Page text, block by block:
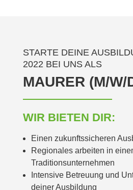
STARTE DEINE
2022 BEI UNS ALS
MAURER (M/W/
WIR BIETEN DIR:
Einen zukunftssicheren
Regionales arbeiten in
Traditionsunternehmen
Intensive Betreuung und
deiner Ausbildung